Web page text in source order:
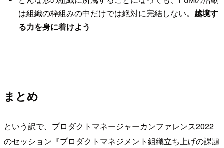
は組織の枠組みの中だけでは絶対に完結しない。 越境す
る力を身に着けよう
まとめ
という訳で、プロダクトマネージャーカンファレンス2022
のセッション『プロダクトマネジメント組織立ち上げの課題